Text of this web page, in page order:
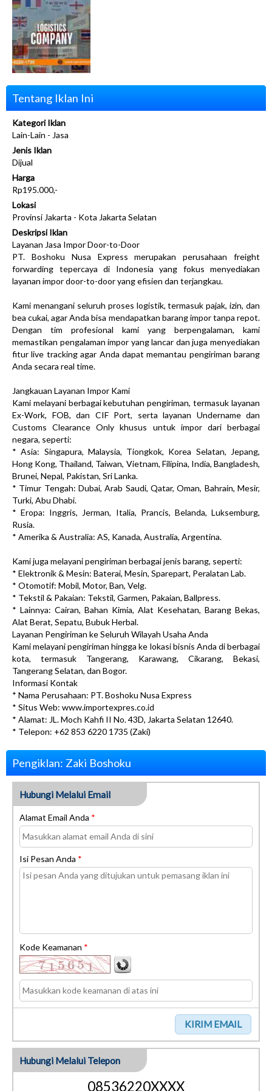
Tentang Iklan Ini
Kategori Iklan
Lain-Lain - Jasa
Jenis Iklan
Dijual
Harga
Rp195.000,-
Lokasi
Provinsi Jakarta - Kota Jakarta Selatan
Deskripsi Iklan
Layanan Jasa Impor Door-to-Door
PT. Boshoku Nusa Express merupakan perusahaan freight
forwarding tepercaya di Indonesia yang fokus menyediakan
layanan impor door-to-door yang efisien dan terjangkau.
Kami menangani seluruh proses logistik, termasuk pajak, izin, dan
bea cukai, agar Anda bisa mendapatkan barang impor tanpa repot.
Dengan tim profesional kami yang berpengalaman, kami
memastikan pengalaman impor yang lancar dan juga menyediakan
fitur live tracking agar Anda dapat memantau pengiriman barang
Anda secara real time.
Jangkauan Layanan Impor Kami
Kami melayani berbagai kebutuhan pengiriman, termasuk layanan
Ex-Work, FOB, dan CIF Port, serta layanan Undername dan
Customs Clearance Only khusus untuk impor dari berbagai
negara, seperti:
* Asia: Singapura, Malaysia, Tiongkok, Korea Selatan, Jepang,
Hong Kong, Thailand, Taiwan, Vietnam, Filipina, India, Bangladesh,
Brunei, Nepal, Pakistan, Sri Lanka.
* Timur Tengah: Dubai, Arab Saudi, Qatar, Oman, Bahrain, Mesir,
Turki, Abu Dhabi.
* Eropa: Inggris, Jerman, Italia, Prancis, Belanda, Luksemburg,
Rusia.
* Amerika & Australia: AS, Kanada, Australia, Argentina.
Kami juga melayani pengiriman berbagai jenis barang, seperti:
* Elektronik & Mesin: Baterai, Mesin, Sparepart, Peralatan Lab.
* Otomotif: Mobil, Motor, Ban, Velg.
* Tekstil & Pakaian: Tekstil, Garmen, Pakaian, Ballpress.
* Lainnya: Cairan, Bahan Kimia, Alat Kesehatan, Barang Bekas,
Alat Berat, Sepatu, Bubuk Herbal.
Layanan Pengiriman ke Seluruh Wilayah Usaha Anda
Kami melayani pengiriman hingga ke lokasi bisnis Anda di berbagai
kota, termasuk Tangerang, Karawang, Cikarang, Bekasi,
Tangerang Selatan, dan Bogor.
Informasi Kontak
* Nama Perusahaan: PT. Boshoku Nusa Express
* Situs Web: www.importexpres.co.id
* Alamat: JL. Moch Kahfi II No. 43D, Jakarta Selatan 12640.
* Telepon: +62 853 6220 1735 (Zaki)
Pengiklan: Zaki Boshoku
Hubungi Melalui Email
Alamat Email Anda *
Isi Pesan Anda *
Kode Keamanan *
Hubungi Melalui Telepon
08536220XXXX